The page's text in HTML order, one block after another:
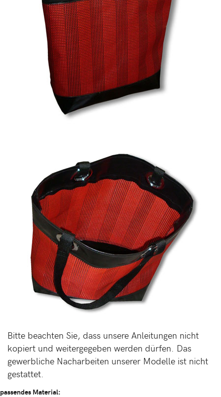
Bitte beachten Sie, dass unsere Anleitungen nicht
kopiert und weitergegeben werden dürfen. Das
gewerbliche Nacharbeiten unserer Modelle ist nicht
gestattet.
passendes Material: